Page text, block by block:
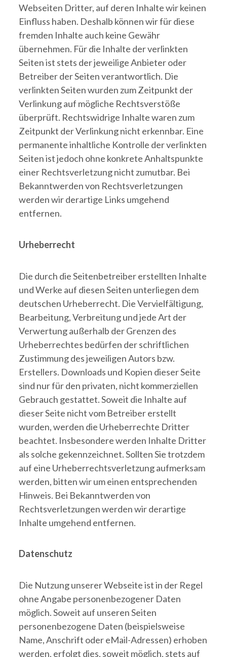
Webseiten Dritter, auf deren Inhalte wir keinen
Einfluss haben. Deshalb können wir für diese
fremden Inhalte auch keine Gewähr
übernehmen. Für die Inhalte der verlinkten
Seiten ist stets der jeweilige Anbieter oder
Betreiber der Seiten verantwortlich. Die
verlinkten Seiten wurden zum Zeitpunkt der
Verlinkung auf mögliche Rechtsverstöße
überprüft. Rechtswidrige Inhalte waren zum
Zeitpunkt der Verlinkung nicht erkennbar. Eine
permanente inhaltliche Kontrolle der verlinkten
Seiten ist jedoch ohne konkrete Anhaltspunkte
einer Rechtsverletzung nicht zumutbar. Bei
Bekanntwerden von Rechtsverletzungen
werden wir derartige Links umgehend
entfernen.
Urheberrecht
Die durch die Seitenbetreiber erstellten Inhalte
und Werke auf diesen Seiten unterliegen dem
deutschen Urheberrecht. Die Vervielfältigung,
Bearbeitung, Verbreitung und jede Art der
Verwertung außerhalb der Grenzen des
Urheberrechtes bedürfen der schriftlichen
Zustimmung des jeweiligen Autors bzw.
Erstellers. Downloads und Kopien dieser Seite
sind nur für den privaten, nicht kommerziellen
Gebrauch gestattet. Soweit die Inhalte auf
dieser Seite nicht vom Betreiber erstellt
wurden, werden die Urheberrechte Dritter
beachtet. Insbesondere werden Inhalte Dritter
als solche gekennzeichnet. Sollten Sie trotzdem
auf eine Urheberrechtsverletzung aufmerksam
werden, bitten wir um einen entsprechenden
Hinweis. Bei Bekanntwerden von
Rechtsverletzungen werden wir derartige
Inhalte umgehend entfernen.
Datenschutz
Die Nutzung unserer Webseite ist in der Regel
ohne Angabe personenbezogener Daten
möglich. Soweit auf unseren Seiten
personenbezogene Daten (beispielsweise
Name, Anschrift oder eMail-Adressen) erhoben
werden, erfolgt dies, soweit möglich, stets auf